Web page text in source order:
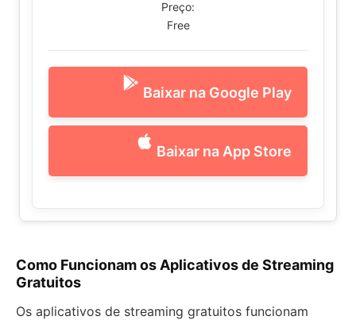
Preço:
Free
Baixar na Google Play
Baixar na App Store
Como Funcionam os Aplicativos de Streaming
Gratuitos
Os aplicativos de streaming gratuitos funcionam